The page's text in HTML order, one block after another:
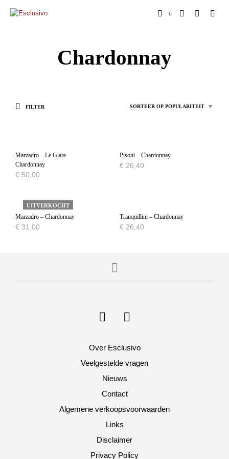
0
Chardonnay
FILTER
Marzadro – Le Giare
Chardonnay
€ 50,00
Pisoni – Chardonnay
€ 26,40
UITVERKOCHT
Marzadro – Chardonnay
€ 31,00
Tranquillini – Chardonnay
€ 26,40
Over Esclusivo
Veelgestelde vragen
Nieuws
Contact
Algemene verkoopsvoorwaarden
Links
Disclaimer
Privacy Policy